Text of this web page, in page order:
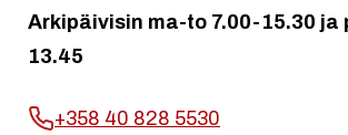
Arkipäivisin ma-to 7.00-15.30 ja
13.45
+358 40 828 5530